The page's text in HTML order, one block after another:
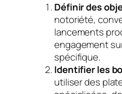
Définir des
notoriété,
lancements
engagement
spécifique.
Identifier les
utiliser des